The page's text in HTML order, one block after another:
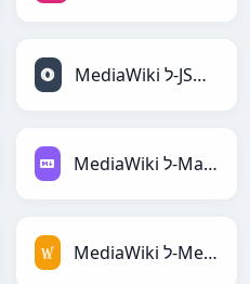
MediaWiki ל-JSONLines
MediaWiki ל-Markdown
MediaWiki ל-MediaWiki